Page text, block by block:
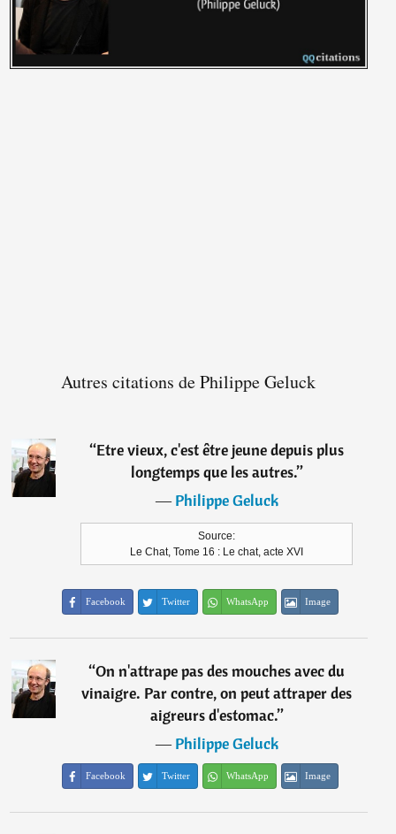
Autres citations de Philippe Geluck
“Etre vieux, c'est être jeune depuis plus
longtemps que les autres.”
―Philippe Geluck
Source:
Le Chat, Tome 16 : Le chat, acte XVI
Facebook Twitter WhatsApp Image
“On n'attrape pas des mouches avec du
vinaigre. Par contre, on peut attraper des
aigreurs d'estomac.”
―Philippe Geluck
Facebook Twitter WhatsApp Image